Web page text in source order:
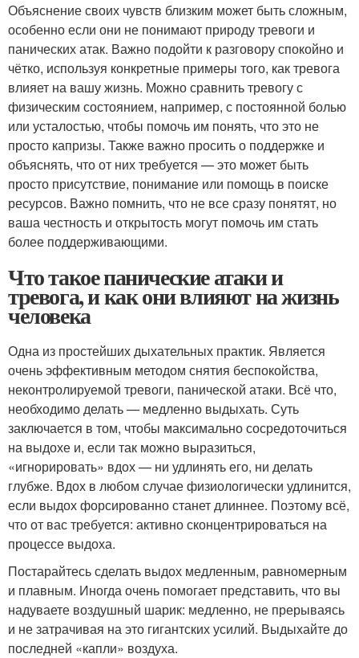
Объяснение своих чувств близким может быть сложным,
особенно если они не понимают природу тревоги и
панических атак. Важно подойти к разговору спокойно и
чётко, используя конкретные примеры того, как тревога
влияет на вашу жизнь. Можно сравнить тревогу с
физическим состоянием, например, с постоянной болью
или усталостью, чтобы помочь им понять, что это не
просто капризы. Также важно просить о поддержке и
объяснять, что от них требуется — это может быть
просто присутствие, понимание или помощь в поиске
ресурсов. Важно помнить, что не все сразу понятят, но
ваша честность и открытость могут помочь им стать
более поддерживающими.
Что такое панические атаки и
тревога, и как они влияют на жизнь
человека
Одна из простейших дыхательных практик. Является
очень эффективным методом снятия беспокойства,
неконтролируемой тревоги, панической атаки. Всё что,
необходимо делать — медленно выдыхать. Суть
заключается в том, чтобы максимально сосредоточиться
на выдохе и, если так можно выразиться,
«игнорировать» вдох — ни удлинять его, ни делать
глубже. Вдох в любом случае физиологически удлинится,
если выдох форсированно станет длиннее. Поэтому всё,
что от вас требуется: активно сконцентрироваться на
процессе выдоха.
Постарайтесь сделать выдох медленным, равномерным
и плавным. Иногда очень помогает представить, что вы
надуваете воздушный шарик: медленно, не прерываясь
и не затрачивая на это гигантских усилий. Выдыхайте до
последней «капли» воздуха.